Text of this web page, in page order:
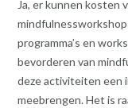
Ja, er kunnen kosten
programma’s en
bevorderen van
deze activiteiten een
meebrengen. Het is